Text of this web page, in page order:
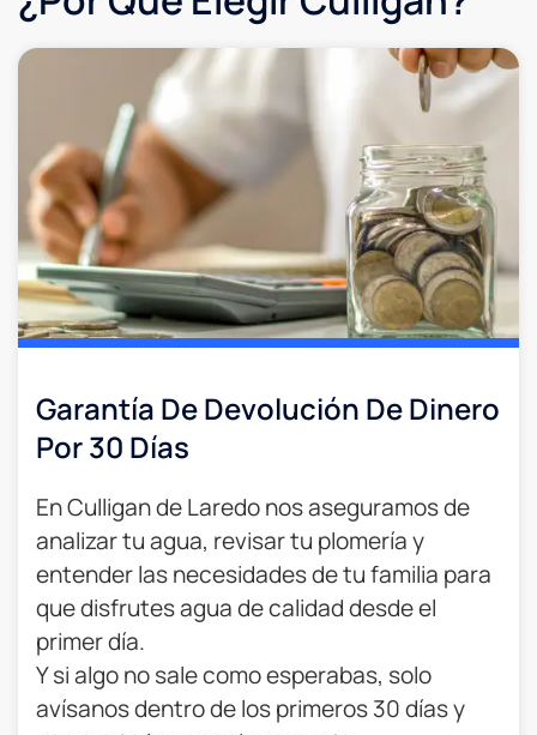
Garantía De Devolución De Dinero
Por 30 Días
En Culligan de Laredo nos aseguramos de
analizar tu agua, revisar tu plomería y
entender las necesidades de tu familia para
que disfrutes agua de calidad desde el
primer día.
Y si algo no sale como esperabas, solo
avísanos dentro de los primeros 30 días y